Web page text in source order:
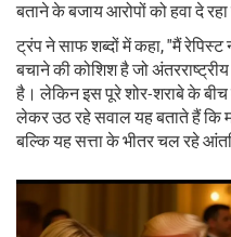
बताने के बजाय आरोपों को हवा दे
ट्रंप ने साफ शब्दों में कहा, "मैं
बचाने की कोशिश है जो
है। लेकिन इस पूरे शोर-शराबे के
लेकर उठ रहे सवाल यह बताते हैं कि
बल्कि यह सत्ता के भीतर चल रहे